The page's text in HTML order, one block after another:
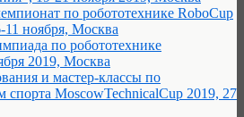
по робототехнике RoboCup
11 ноября, Москва
по робототехнике
2019, Москва
и мастер-классы по
спорта MoscowTechnicalCup 2019, 27